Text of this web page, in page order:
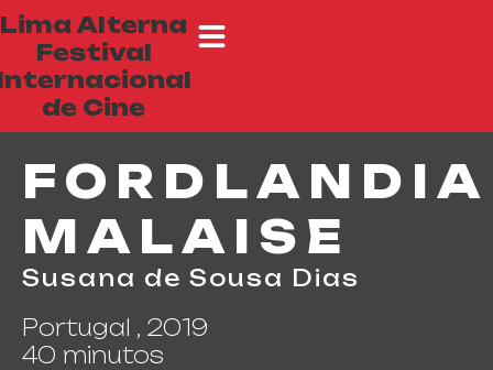
Lima Alterna
Festival
de Cine
FORDLANDIA
MALAISE
Susana de Sousa Dias
Portugal , 2019
40 minutos